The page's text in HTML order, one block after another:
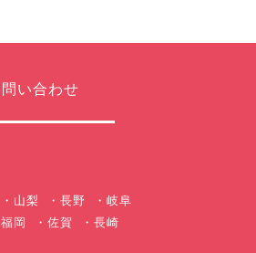
い合わせ
山梨 長野
岐阜
福岡 佐賀
長崎